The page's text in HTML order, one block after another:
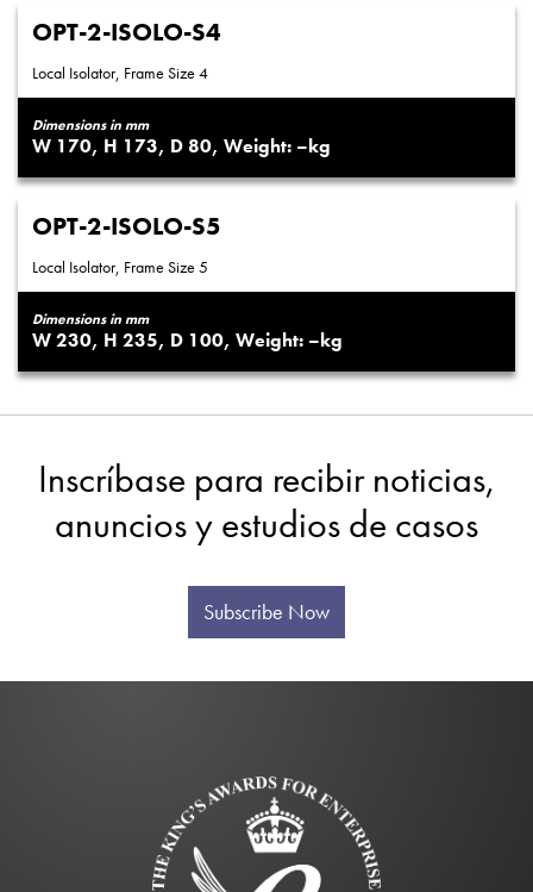
OPT-2-ISOLO-S4
Local Isolator, Frame Size 4
Dimensions in mm
170 173 80 –
OPT-2-ISOLO-S5
Local Isolator, Frame Size 5
Dimensions in mm
230 235 100 –
Inscríbase para recibir noticias,
anuncios y estudios de casos
Subscribe Now